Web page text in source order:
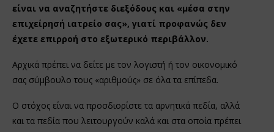
είναι να αναζητήστε διεξόδους και «μέσα στην
επιχείρησή ιατρείο σας», γιατί προφανώς δεν
έχετε επιρροή στο εξωτερικό περιβάλλον.
Αρχικά πρέπει να δείτε με τον λογιστή ή τον οικονομικό
σας σύμβουλο τους «αριθμούς» σε όλα τα επίπεδα.
Ο στόχος είναι να προσδιορίστε τα αρνητικά πεδία, αλλά
και τα πεδία που λειτουργούν καλά και στα οποία πρέπει